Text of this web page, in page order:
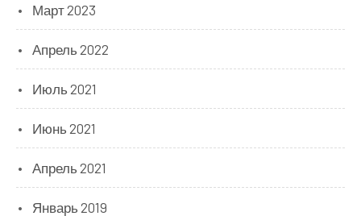
Март 2023
Апрель 2022
Июль 2021
Июнь 2021
Апрель 2021
Январь 2019